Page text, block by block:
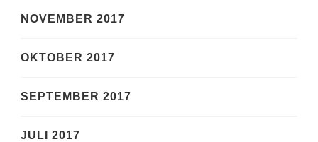
NOVEMBER 2017
OKTOBER 2017
SEPTEMBER 2017
JULI 2017